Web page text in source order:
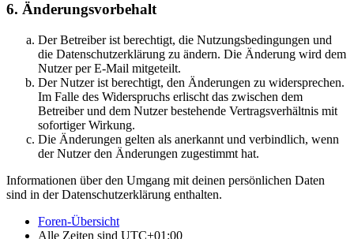
6. Änderungsvorbehalt
Der Betreiber ist berechtigt, die Nutzungsbedingungen und
die Datenschutzerklärung zu ändern. Die Änderung wird dem
Nutzer per E-Mail mitgeteilt.
Der Nutzer ist berechtigt, den Änderungen zu widersprechen.
Im Falle des Widerspruchs erlischt das zwischen dem
Betreiber und dem Nutzer bestehende Vertragsverhältnis mit
sofortiger Wirkung.
Die Änderungen gelten als anerkannt und verbindlich, wenn
der Nutzer den Änderungen zugestimmt hat.
Informationen über den Umgang mit deinen persönlichen Daten
sind in der Datenschutzerklärung enthalten.
Foren-Übersicht
Alle Zeiten sind UTC+01:00